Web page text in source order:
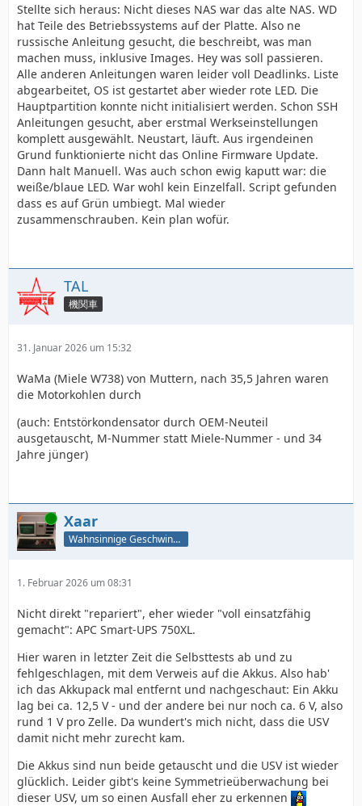
Stellte sich heraus: Nicht dieses NAS war das alte NAS. WD
hat Teile des Betriebssystems auf der Platte. Also ne
russische Anleitung gesucht, die beschreibt, was man
machen muss, inklusive Images. Hey was soll passieren.
Alle anderen Anleitungen waren leider voll Deadlinks. Liste
abgearbeitet, OS ist gestartet aber wieder rote LED. Die
Hauptpartition konnte nicht initialisiert werden. Schon SSH
Anleitungen gesucht, aber erstmal Werkseinstellungen
komplett ausgewählt. Neustart, läuft. Aus irgendeinen
Grund funktionierte nicht das Online Firmware Update.
Dann halt Manuell. Was auch schon ewig kaputt war: die
weiße/blaue LED. War wohl kein Einzelfall. Script gefunden
dass es auf Grün umbiegt. Mal wieder
zusammenschrauben. Kein plan wofür.
TAL
機関車
31. Januar 2026 um 15:32
WaMa (Miele W738) von Muttern, nach 35,5 Jahren waren
die Motorkohlen durch
(auch: Entstörkondensator durch OEM-Neuteil
ausgetauscht, M-Nummer statt Miele-Nummer - und 34
Jahre jünger)
Online Xaar
Wahnsinnige Geschwindigkeit - und los!
1. Februar 2026 um 08:31
Nicht direkt "repariert", eher wieder "voll einsatzfähig
gemacht": APC Smart-UPS 750XL.
Hier waren in letzter Zeit die Selbsttests ab und zu
fehlgeschlagen, mit dem Verweis auf die Akkus. Also hab'
ich das Akkupack mal entfernt und nachgeschaut: Ein Akku
lag bei ca. 12,5 V - und der andere bei nur noch ca. 6 V, also
rund 1 V pro Zelle. Da wundert's mich nicht, dass die USV
damit nicht mehr zurecht kam.
Die Akkus sind nun beide getauscht und die USV ist wieder
glücklich. Leider gibt's keine Symmetrieüberwachung bei
dieser USV, um so einen Ausfall eher zu erkennen